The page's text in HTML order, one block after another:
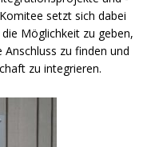
setzt sich dabei
Möglichkeit zu geben,
zu finden und
zu integrieren.